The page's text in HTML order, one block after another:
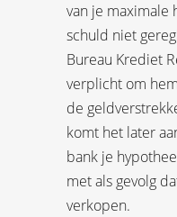
van je maximale
schuld niet
Bureau Krediet
verplicht om
de
komt het later
bank je
met als gevolg
verkopen.